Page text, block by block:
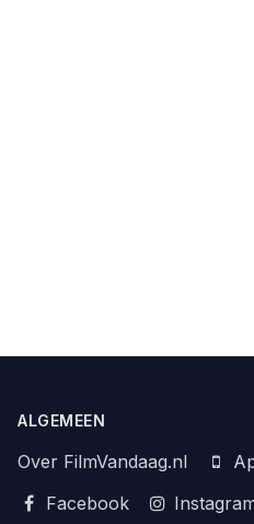
ALGEMEEN
Over FilmVandaag.nl
Facebook